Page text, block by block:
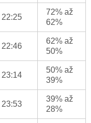
22:25
72% až
62%
22:46
62% až
50%
23:14
50% až
39%
23:53
39% až
28%